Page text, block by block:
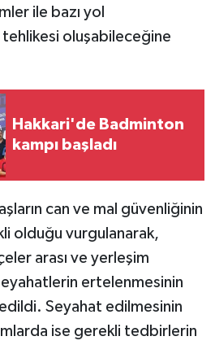
ile bazı yol
tehlikesi oluşabileceğine
Hakkari'de Badminton
kampı başladı
can ve mal güvenliğinin
olduğu vurgulanarak,
arası ve yerleşim
ertelenmesinin
Seyahat edilmesinin
ise gerekli tedbirlerin